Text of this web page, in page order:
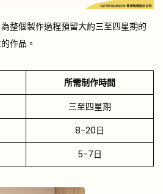
整個製作過程預留大約三至四星期的
作品。
所需制作時間
三至四星期
8-20日
5-7日